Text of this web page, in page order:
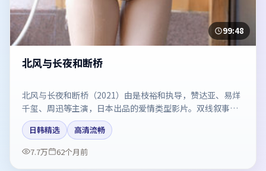
99:48
北风与长夜和断桥
北风与长夜和断桥（2021）由是枝裕和执导，赞达亚、易烊
千玺、周迅等主演，日本出品的爱情类型影片。双线叙事把
悬念保持到最后一刻。剧情简介与主创信息可供检索参考，
上映日期以片方资料为准。
日韩精选
高清流畅
7.7万
62个月前